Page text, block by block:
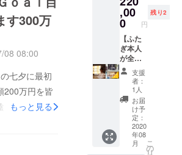
標を達成する
した。もう
さんに協力
人などいな
ておりまし
ロナも海外
きく変化しな
す300万
08 08:00
七夕に最初
200万円を皆
で達成致しま
もっと見る
ファン
ディン
グのリ
ターン
を使用
する」
旨をお
伝え下
さい。
（＊予
約サイ
ト（楽
天トラ
ベルな
OTA）
「クラ
ウド
ファン
ディン
グのリ
ターン
を使用
する」
旨をお
伝え下
さい。
（＊予
約サイ
ト（楽
天トラ
上、弊
社ホー
ムペー
ジまた
はお電
話のみ
にてお
願い致
しま
す。 そ
の際
に、
「クラ
ウド
ファン
階の外
のテラ
スで
BBQも
可能で
す（別
途料
金）
【コロ
ナ終息
後～有
効期限
なし】
＊原則
2ヵ月前
月間掲
載 FBや
インス
タでも
定期的
に広告
させて
もらい
ます！
＊ス
タート
時期は
要相談
（広告
位置は
,00
0 円
残り2
【ふた
ぎ本人
が全力
であな
たの1年
間お手
伝いし
す！】
＊起業
したい
方！や
支援
者：
1人
お届
け予
定：
2020
年08
月
こ
の